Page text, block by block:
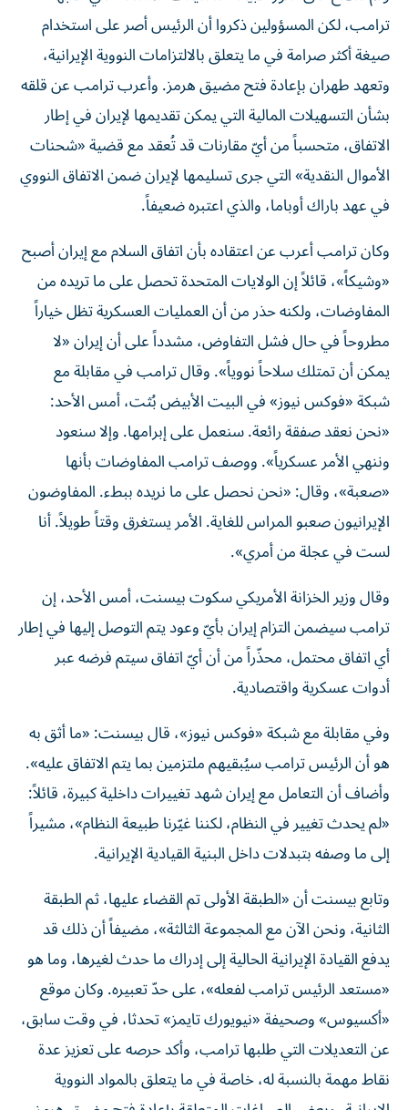
ترامب، لكن المسؤولين ذكروا أن الرئيس أصر على استخدام
صيغة أكثر صرامة في ما يتعلق بالالتزامات النووية الإيرانية،
وتعهد طهران بإعادة فتح مضيق هرمز. وأعرب ترامب عن قلقه
بشأن التسهيلات المالية التي يمكن تقديمها لإيران في إطار
الاتفاق، متحسباً من أيّ مقارنات قد تُعقد مع قضية «شحنات
الأموال النقدية» التي جرى تسليمها لإيران ضمن الاتفاق النووي
في عهد باراك أوباما، والذي اعتبره ضعيفاً.
وكان ترامب أعرب عن اعتقاده بأن اتفاق السلام مع إيران أصبح
«وشيكاً»، قائلاً إن الولايات المتحدة تحصل على ما تريده من
المفاوضات، ولكنه حذر من أن العمليات العسكرية تظل خياراً
مطروحاً في حال فشل التفاوض، مشدداً على أن إيران «لا
يمكن أن تمتلك سلاحاً نووياً». وقال ترامب في مقابلة مع
شبكة «فوكس نيوز» في البيت الأبيض بُثت، أمس الأحد:
«نحن نعقد صفقة رائعة. سنعمل على إبرامها. وإلا سنعود
وننهي الأمر عسكرياً». ووصف ترامب المفاوضات بأنها
«صعبة»، وقال: «نحن نحصل على ما نريده ببطء. المفاوضون
الإيرانيون صعبو المراس للغاية. الأمر يستغرق وقتاً طويلاً. أنا
لست في عجلة من أمري».
وقال وزير الخزانة الأمريكي سكوت بيسنت، أمس الأحد، إن
ترامب سيضمن التزام إيران بأيّ وعود يتم التوصل إليها في إطار
أي اتفاق محتمل، محذّراً من أن أيّ اتفاق سيتم فرضه عبر
أدوات عسكرية واقتصادية.
وفي مقابلة مع شبكة «فوكس نيوز»، قال بيسنت: «ما أثق به
هو أن الرئيس ترامب سيُبقيهم ملتزمين بما يتم الاتفاق عليه».
وأضاف أن التعامل مع إيران شهد تغييرات داخلية كبيرة، قائلاً:
«لم يحدث تغيير في النظام، لكننا غيّرنا طبيعة النظام»، مشيراً
إلى ما وصفه بتبدلات داخل البنية القيادية الإيرانية.
وتابع بيسنت أن «الطبقة الأولى تم القضاء عليها، ثم الطبقة
الثانية، ونحن الآن مع المجموعة الثالثة»، مضيفاً أن ذلك قد
يدفع القيادة الإيرانية الحالية إلى إدراك ما حدث لغيرها، وما هو
«مستعد الرئيس ترامب لفعله»، على حدّ تعبيره. وكان موقع
«أكسيوس» وصحيفة «نيويورك تايمز» تحدثا، في وقت سابق،
عن التعديلات التي طلبها ترامب، وأكد حرصه على تعزيز عدة
نقاط مهمة بالنسبة له، خاصة في ما يتعلق بالمواد النووية